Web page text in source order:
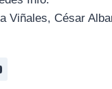
Viñales, César